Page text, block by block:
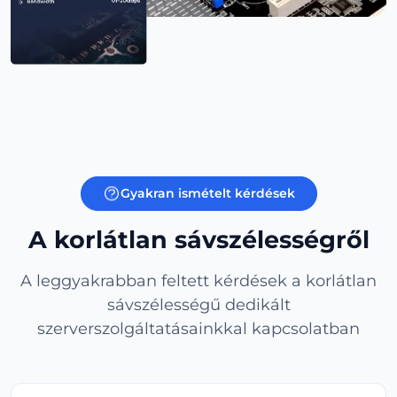
Gyakran ismételt kérdések
A korlátlan sávszélességről
A leggyakrabban feltett kérdések a korlátlan
sávszélességű dedikált
szerverszolgáltatásainkkal kapcsolatban